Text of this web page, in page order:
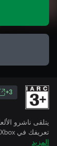
3+
يتلقى ناشرو
تعريفك في Xbox والبيانات المقترنة بينما تمارس الألعاب.
المزيد